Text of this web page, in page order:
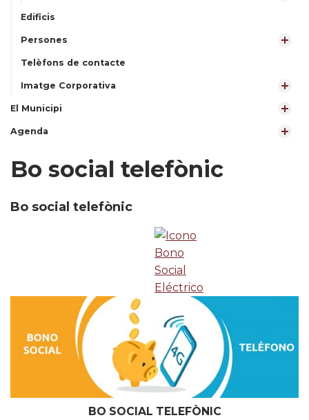
Edificis
Persones
Telèfons de contacte
Imatge Corporativa
El Municipi
Agenda
Bo social telefònic
Bo social telefònic
BO SOCIAL TELEFÒNIC